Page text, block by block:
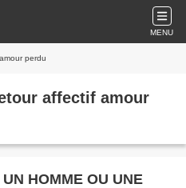
MENU
perdu
affectif amour
HOMME OU UNE